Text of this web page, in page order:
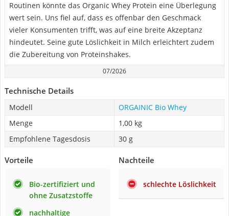
Routinen könnte das Organic Whey Protein eine Überlegung
wert sein. Uns fiel auf, dass es offenbar den Geschmack
vieler Konsumenten trifft, was auf eine breite Akzeptanz
hindeutet. Seine gute Löslichkeit in Milch erleichtert zudem
die Zubereitung von Proteinshakes.
07/2026
Technische Details
Modell
ORGAINIC Bio Whey
Menge
1,00 kg
Empfohlene Tagesdosis
30 g
Vorteile
Bio-zertifiziert und
ohne Zusatzstoffe
nachhaltige
Nachteile
schlechte Löslichkeit